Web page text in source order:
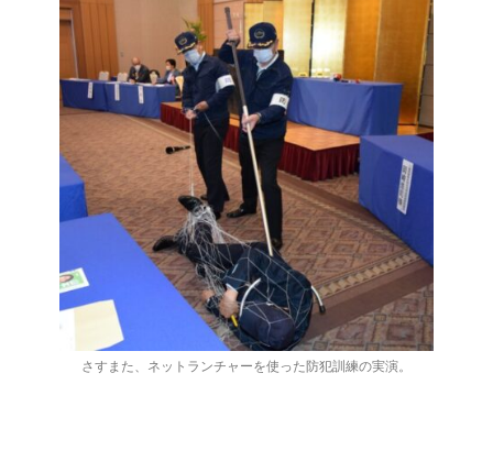
さすまた、ネットランチャーを使った防犯訓練の実演。